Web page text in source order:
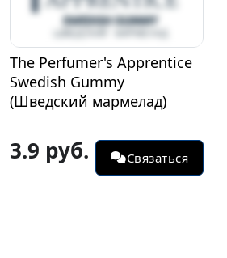
The Perfumer's Apprentice
Rainbow Drops (Аромат
конфет Skittles)
3.9 руб. Связаться